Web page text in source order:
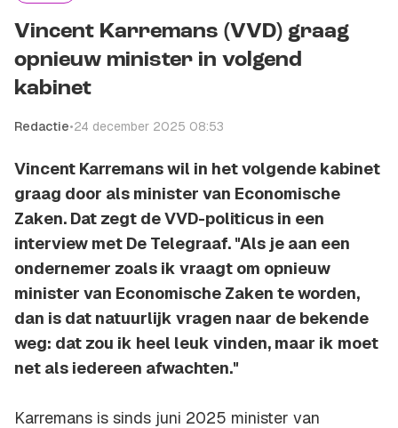
Vincent Karremans (VVD) graag
opnieuw minister in volgend
kabinet
Redactie•24 december 2025 08:53
Vincent Karremans wil in het volgende kabinet
graag door als minister van Economische
Zaken. Dat zegt de VVD-politicus in een
interview met De Telegraaf. "Als je aan een
ondernemer zoals ik vraagt om opnieuw
minister van Economische Zaken te worden,
dan is dat natuurlijk vragen naar de bekende
weg: dat zou ik heel leuk vinden, maar ik moet
net als iedereen afwachten."
Karremans is sinds juni 2025 minister van